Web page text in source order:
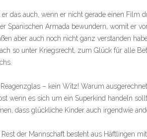
das auch, wenn er nicht gerade einen Film
Spanischen Armada bewundern, womit er
aber auch noch nicht ganz verstanden
so unter Kriegsrecht, zum Glück für alle
– kein Witz! Warum
wenn es sich um ein Superkind handeln
dass glückliche Kinder auch irgendwie
der Mannschaft besteht aus Häftlingen